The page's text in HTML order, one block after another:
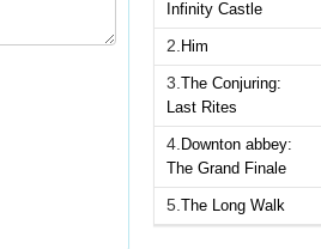
Infinity Castle
2. Him
3. The Conjuring:
Last Rites
4. Downton abbey:
The Grand Finale
5. The Long Walk